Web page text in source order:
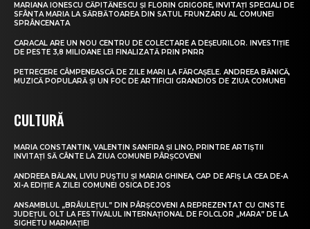
MARIANA IONESCU CĂPITĂNESCU ȘI FLORIN GRIGORE, INVITAȚI SPECIALI DE
SFÂNTA MARIA LA SĂRBĂTOAREA DIN SATUL FRUNZARU AL COMUNEI
SPRÂNCENATA
CARACAL ARE UN NOU CENTRU DE COLECTARE A DEȘEURILOR. INVESTIȚIE
DE PESTE 3,8 MILIOANE LEI FINALIZATĂ PRIN PNRR
PETRECERE CÂMPENEASCĂ DE ZILE MARI LA FĂRCAȘELE. ANDREEA BĂNICĂ,
MUZICĂ POPULARĂ ȘI UN FOC DE ARTIFICII GRANDIOS DE ZIUA COMUNEI
CULTURĂ
MARIA CONSTANTIN, VALENTIN SANFIRA ȘI LINO, PRINTRE ARTIȘTII
INVITAȚI SĂ CÂNTE LA ZIUA COMUNEI PÂRȘCOVENI
ANDREEA BĂLAN, LIVIU PUȘTIU ȘI MARIA GHINEA, CAP DE AFIȘ LA CEA DE-A
XI-A EDIȚIE A ZILEI COMUNEI OSICA DE JOS
ANSAMBLUL „BRÂULEȚUL” DIN PÂRȘCOVENI A REPREZENTAT CU CINSTE
JUDEȚUL OLT LA FESTIVALUL INTERNAȚIONAL DE FOLCLOR „MARA” DE LA
SIGHETU MARMAȚIEI